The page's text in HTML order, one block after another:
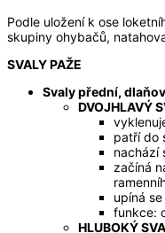
Podle uložení k ose
skupiny ohybačů,
SVALY PAŽE
Svaly přední,
DVOJHLAVÝ
patří do
nachází
začíná
upíná
funkce:
HLUBOKÝ